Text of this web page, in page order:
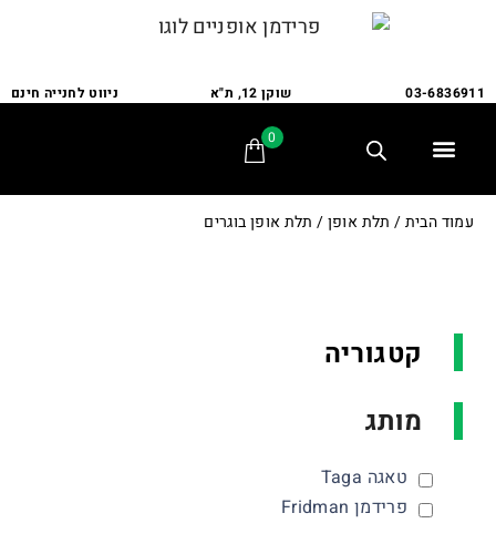
03-6836911 שוקן 12, ת"א ניווט לחנייה חינם
0
עמוד הבית/ תלת אופן/ תלת אופן בוגרים
קטגוריה
מותג
טאגה Taga
פרידמן Fridman